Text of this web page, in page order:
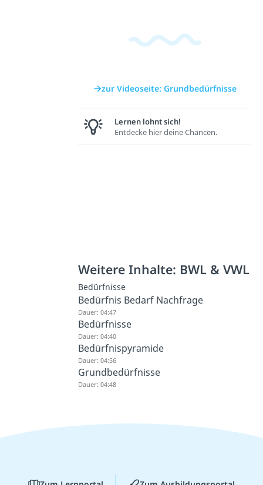
zur Videoseite: Grundbedürfnisse
Lernen lohnt sich!
Entdecke hier deine Chancen.
Weitere Inhalte: BWL & VWL
Bedürfnisse
Bedürfnis Bedarf Nachfrage
Dauer: 04:47
Bedürfnisse
Dauer: 04:40
Bedürfnispyramide
Dauer: 04:56
Grundbedürfnisse
Dauer: 04:48